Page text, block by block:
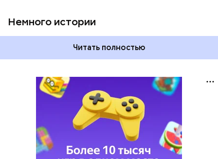
Немного истории
Читать полностью